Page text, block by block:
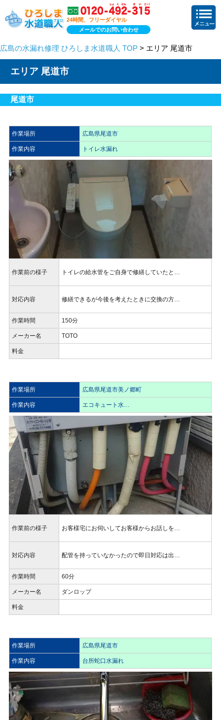
24時間、フリーダイヤル
メールでのお問い合わせ
広島の水漏れ修理 ひろしま水道職人 TOP > エリア 尾道市
エリア 尾道市
尾道市
作業場所 広島県尾道市
作業内容 トイレ水漏れ
作業前の様子 トイレの給水管をご自身で修繕していたと…
対応内容 修繕できるが今後を考えたときに交換の方…
作業時間 150分
メーカー名 TOTO
料金
作業場所 広島県尾道市美ノ郷町
作業内容 エコキュート水…
作業前の様子 お客様宅にお伺いしてお客様からお話しを…
対応内容 配管を持っていなかったので即日対応は出…
作業時間 60分
メーカー名 ダンロップ
料金
作業場所 広島県尾道市
作業内容 台所蛇口水漏れ